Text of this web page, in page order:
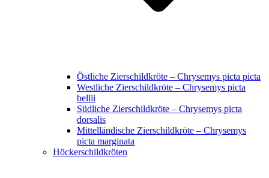
Östliche Zierschildkröte – Chrysemys picta picta
Westliche Zierschildkröte – Chrysemys picta
bellii
Südliche Zierschildkröte – Chrysemys picta
dorsalis
Mittelländische Zierschildkröte – Chrysemys
picta marginata
Höckerschildkröten